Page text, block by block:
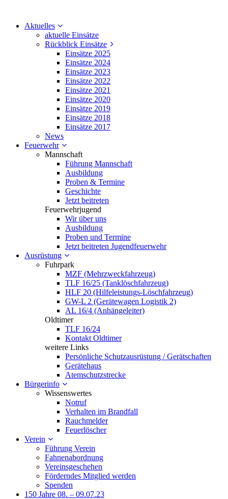
Aktuelles
aktuelle Einsätze
Rückblick Einsätze
Einsätze 2025
Einsätze 2024
Einsätze 2023
Einsätze 2022
Einsätze 2021
Einsätze 2020
Einsätze 2019
Einsätze 2018
Einsätze 2017
News
Feuerwehr
Mannschaft
Führung Mannschaft
Ausbildung
Proben & Termine
Geschichte
Jetzt beitreten
Feuerwehrjugend
Wir über uns
Ausbildung
Proben und Termine
Jetzt beitreten Jugendfeuerwehr
Ausrüstung
Fuhrpark
MZF (Mehrzweckfahrzeug)
TLF 16/25 (Tanklöschfahrzeug)
HLF 20 (Hilfeleistungs-Löschfahrzeug)
GW-L 2 (Gerätewagen Logistik 2)
AL 16/4 (Anhängeleiter)
Oldtimer
TLF 16/24
Kontakt Oldtimer
weitere Links
Persönliche Schutzausrüstung / Gerätschaften
Gerätehaus
Atemschutzstrecke
Bürgerinfo
Wissenswertes
Notruf
Verhalten im Brandfall
Rauchmelder
Feuerlöscher
Verein
Führung Verein
Fahnenabordnung
Vereinsgeschehen
Förderndes Mitglied werden
Spenden
150 Jahre 08. – 09.07.23